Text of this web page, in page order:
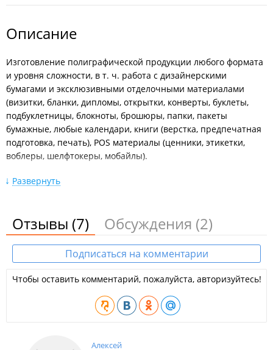
Описание
Изготовление полиграфической продукции любого формата
и уровня сложности, в т. ч. работа с дизайнерскими
бумагами и эксклюзивными отделочными материалами
(визитки, бланки, дипломы, открытки, конверты, буклеты,
подбуклетницы, блокноты, брошюры, папки, пакеты
бумажные, любые календари, книги (верстка, предпечатная
подготовка, печать), POS материалы (ценники, этикетки,
воблеры, шелфтокеры, мобайлы).
Изготовлениесувенирной продукциилюбого уровня
сложности, разработка и изготовление эксклюзивной
пакеты ПВД, "майка", брелоки, флеш-карты, посуда (кружки,
стаканы, чайные наборы, подставки под горячее), часы
(наручные, настольные, настенные), наградная продукция
(плакетки, кубки, тарелки), металлические значки, нагрудные
текстиль (бейсболки, футболки, зонты, полотенца,
спецодежда); съедобные сувениры (конфеты и шоколад от
Приморского Кондитера, пряники, алкоголь в эксклюзивной
Развернуть
Отзывы (7) Обсуждения (2)
Подписаться на комментарии
Чтобы оставить комментарий, пожалуйста, авторизуйтесь!
Алексей